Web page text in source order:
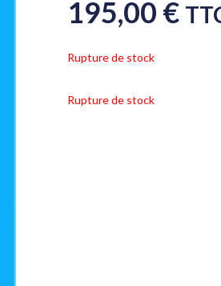
195,00 €
Rupture de stock
Rupture de stock